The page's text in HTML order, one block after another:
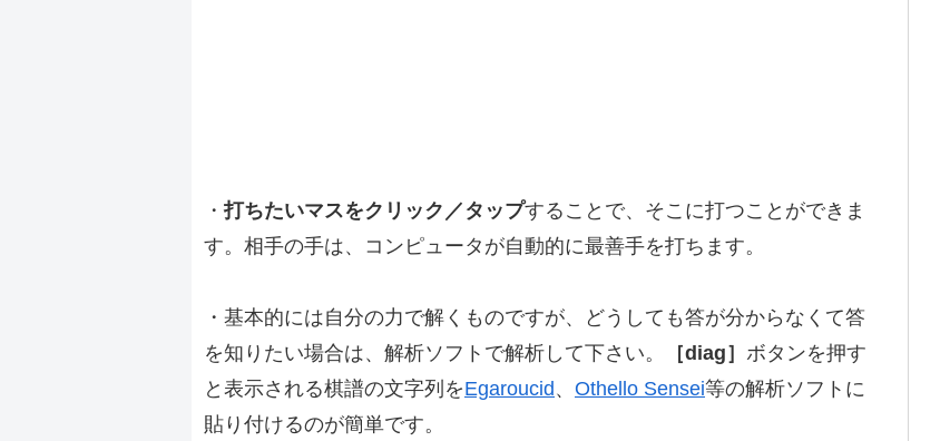
・打ちたいマスをクリック／タップすることで、そこに打つことができま
す。相手の手は、コンピュータが自動的に最善手を打ちます。
・基本的には自分の力で解くものですが、どうしても答が分からなくて答
を知りたい場合は、解析ソフトで解析して下さい。
［diag］ ボタンを押す
と表示される棋譜の文字列をEgaroucid、 Othello Sensei等の解析ソフトに
貼り付けるのが簡単です。